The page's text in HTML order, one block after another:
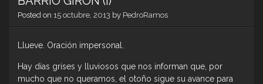
Posted on 15 octubre, 2013 by PedroRamos
Llueve. Oración impersonal.
Hay días grises y lluviosos que nos informan que, por
mucho que no queramos, el otoño sigue su avance para